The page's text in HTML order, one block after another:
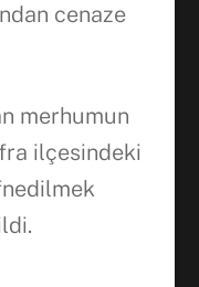
cenaze
merhumun
ilçesindeki